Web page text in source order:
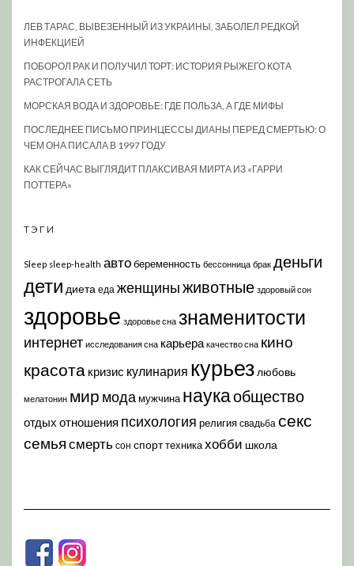
ЛЕВ ТАРАС, ВЫВЕЗЕННЫЙ ИЗ УКРАИНЫ, ЗАБОЛЕЛ РЕДКОЙ
ИНФЕКЦИЕЙ
ПОБОРОЛ РАК И ПОЛУЧИЛ ТОРТ: ИСТОРИЯ РЫЖЕГО КОТА
РАСТРОГАЛА СЕТЬ
МОРСКАЯ ВОДА И ЗДОРОВЬЕ: ГДЕ ПОЛЬЗА, А ГДЕ МИФЫ
ПОСЛЕДНЕЕ ПИСЬМО ПРИНЦЕССЫ ДИАНЫ ПЕРЕД СМЕРТЬЮ: О
ЧЕМ ОНА ПИСАЛА В 1997 ГОДУ
КАК СЕЙЧАС ВЫГЛЯДИТ ПЛАКСИВАЯ МИРТА ИЗ «ГАРРИ
ПОТТЕРА»
ТЭГИ
Sleep sleep-health автобеременность бессонница брак деньги
дети диета еда женщиныживотные здоровый сон
здоровье здоровье сна знаменитости
интернет исследования сна карьера качество сна кино
красота кризис кулинария курьез любовь
мелатонин мир модамужчина наукаобщество
отдых отношения психология религия свадьба секс
семья смерть сон спорттехникахобби школа